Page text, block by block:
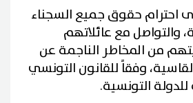
احترام حقوق جميع السجناء
والتواصل مع عائلاتهم
من المخاطر الناجمة عن
وفقاً للقانون التونسي
للدولة التونسية.